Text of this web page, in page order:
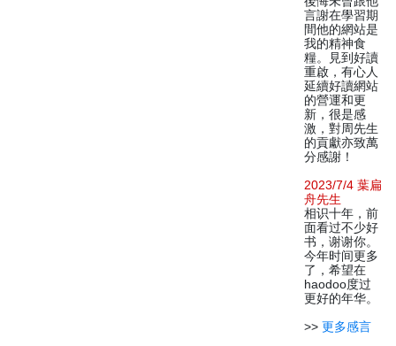
言謝在學習期
間他的網站是
我的精神食
糧。見到好讀
重啟，有心人
延續好讀網站
的營運和更
新，很是感
激，對周先生
的貢獻亦致萬
分感謝！
2023/7/4 葉扁
舟先生
相识十年，前
面看过不少好
书，谢谢你。
今年时间更多
了，希望在
haodoo度过
更好的年华。
>> 更多感言